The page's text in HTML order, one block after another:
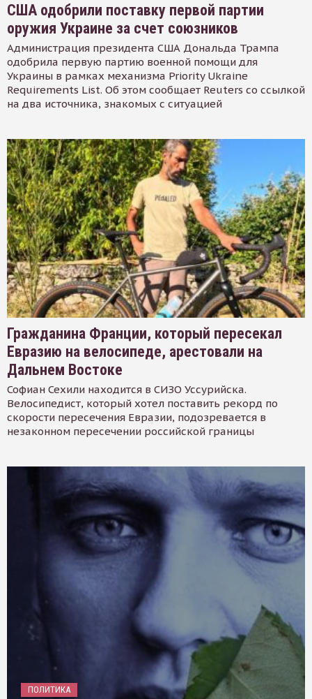
США одобрили поставку первой партии
оружия Украине за счет союзников
Администрация президента США Дональда Трампа
одобрила первую партию военной помощи для
Украины в рамках механизма Priority Ukraine
Requirements List. Об этом сообщает Reuters со ссылкой
на два источника, знакомых с ситуацией
Гражданина Франции, который пересекал
Евразию на велосипеде, арестовали на
Дальнем Востоке
Софиан Сехили находится в СИЗО Уссурийска.
Велосипедист, который хотел поставить рекорд по
скорости пересечения Евразии, подозревается в
незаконном пересечении российской границы
ПОЛИТИКА